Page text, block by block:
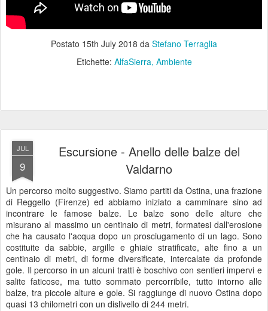
Postato 15th July 2018 da Stefano Terraglia
Etichette: AlfaSierra Ambiente
JUL
9
Escursione - Anello delle balze del
Valdarno
Un percorso molto suggestivo. Siamo partiti da Ostina, una frazione
di Reggello (Firenze) ed abbiamo iniziato a camminare sino ad
incontrare le famose balze. Le balze sono delle alture che
misurano al massimo un centinaio di metri, formatesi dall'erosione
che ha causato l'acqua dopo un prosciugamento di un lago. Sono
costituite da sabbie, argille e ghiaie stratificate, alte fino a un
centinaio di metri, di forme diversificate, intercalate da profonde
gole. Il percorso in un alcuni tratti è boschivo con sentieri impervi e
salite faticose, ma tutto sommato percorribile, tutto intorno alle
balze, tra piccole alture e gole. Si raggiunge di nuovo Ostina dopo
quasi 13 chilometri con un dislivello di 244 metri.